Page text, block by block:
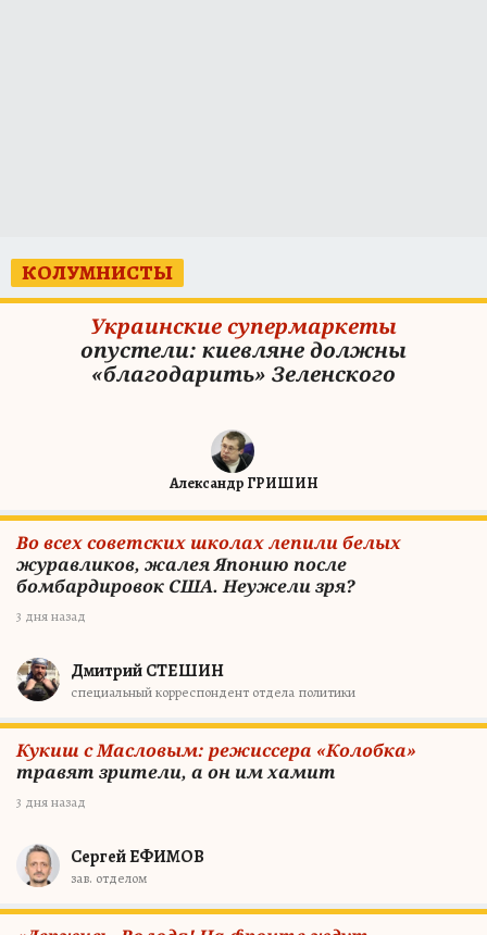
КОЛУМНИСТЫ
Украинские супермаркеты
опустели: киевляне должны
«благодарить» Зеленского
Александр ГРИШИН
Во всех советских школах лепили белых
журавликов, жалея Японию после
бомбардировок США. Неужели зря?
3 дня назад
Дмитрий СТЕШИН
специальный корреспондент отдела политики
Кукиш с Масловым: режиссера «Колобка»
травят зрители, а он им хамит
3 дня назад
Сергей ЕФИМОВ
зав. отделом